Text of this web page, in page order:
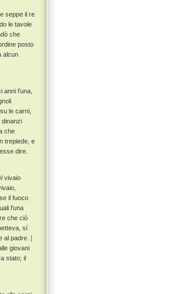
seppe il re
le tavole
che
posto
alcun
anni l'una,
le carni,
dinanzi
che
trepiede, e
dire.
vivaio
il fuoco
l'una
che ciò
sí
al padre. [
giovani
stato; il